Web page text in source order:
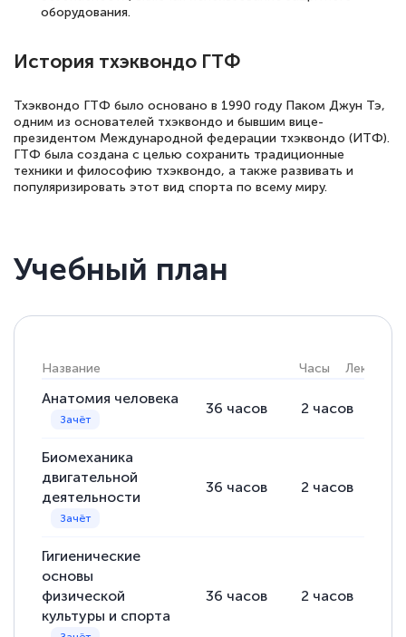
оборудования.
История тхэквондо ГТФ
Тхэквондо ГТФ было основано в 1990 году Паком Джун Тэ,
одним из основателей тхэквондо и бывшим вице-
президентом Международной федерации тхэквондо (ИТФ).
ГТФ была создана с целью сохранить традиционные
техники и философию тхэквондо, а также развивать и
популяризировать этот вид спорта по всему миру.
Учебный план
Название Часы Лекции
Анатомия человека
36 часов 2 часов
Биомеханика
двигательной
деятельности
36 часов 2 часов
Гигиенические
основы
физической
культуры и спорта
36 часов 2 часов